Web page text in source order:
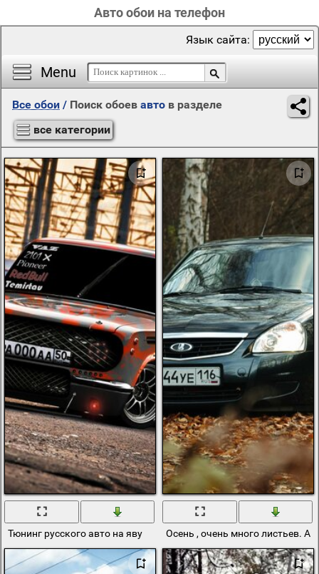
Авто обои на телефон
Menu
Язык сайта:
Все обои / Поиск обоев авто в разделе
все категории
Тюнинг русского авто на яву Осень , очень много листьев.